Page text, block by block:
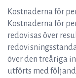
Kostnaderna för
Kostnaderna för
redovisas över
över den treåriga
utförts med